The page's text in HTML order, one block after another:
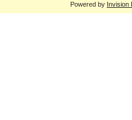
Powered by Invision